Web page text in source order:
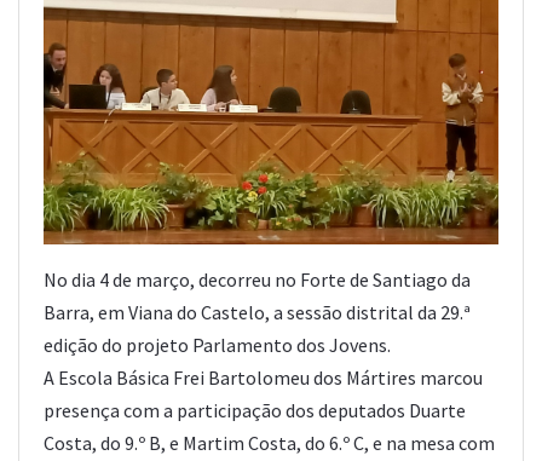
No dia 4 de março, decorreu no Forte de Santiago da
Barra, em Viana do Castelo, a sessão distrital da 29.ª
edição do projeto Parlamento dos Jovens.
A Escola Básica Frei Bartolomeu dos Mártires marcou
presença com a participação dos deputados Duarte
Costa, do 9.º B, e Martim Costa, do 6.º C, e na mesa com